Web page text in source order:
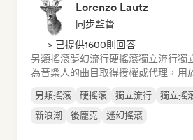
Lorenzo Lautz
同步監督
> 已提供1600則回答
另類搖滾夢幻流行硬搖滾獨立流行獨
為音樂人的曲目取得授權或代理，用
另類搖滾 硬搖滾 獨立流行 獨立搖
新浪潮
後龐克 迷幻搖滾